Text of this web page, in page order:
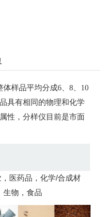
体样品平均分成6、8、10
具有相同的物理和化学
性，分样仪目前是市面
医药品，化学/合成材
生物，食品